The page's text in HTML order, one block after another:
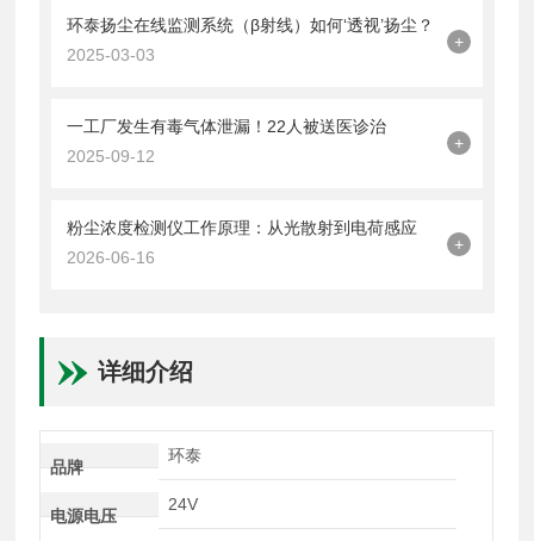
环泰扬尘在线监测系统（β射线）如何‘透视’扬尘？
2025-03-03
+
一工厂发生有毒气体泄漏！22人被送医诊治
2025-09-12
+
粉尘浓度检测仪工作原理：从光散射到电荷感应
2026-06-16
+
详细介绍
品牌
环泰
电源电压
24V